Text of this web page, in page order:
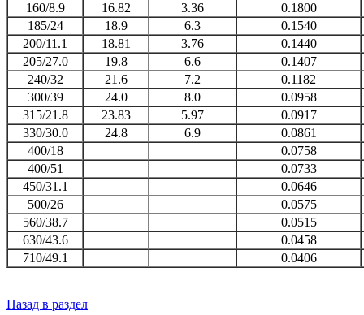
160/8.9
16.82 3.36
0.1800
185/24
18.9 6.3
0.1540
200/11.1
18.81 3.76
0.1440
205/27.0
19.8 6.6
0.1407
240/32
21.6 7.2
0.1182
300/39
24.0 8.0
0.0958
315/21.8
23.83 5.97
0.0917
330/30.0
24.8 6.9
0.0861
400/18
0.0758
400/51
0.0733
450/31.1
0.0646
500/26
0.0575
560/38.7
0.0515
630/43.6
0.0458
710/49.1
0.0406
Назад в раздел